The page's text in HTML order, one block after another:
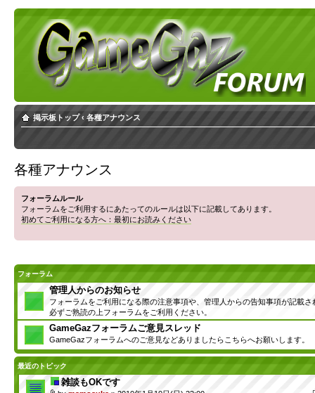
掲示板トップ ‹ 各種アナウンス
各種アナウンス
フォーラムルール
フォーラムをご利用するにあたってのルールは以下に記載してあります。
初めてご利用になる方へ：最初にお読みください
フォーラム
管理人からのお知らせ
フォーラムをご利用になる際の注意事項や、管理人からの告知事項が記載さ
必ずご熟読の上フォーラムをご利用ください。
GameGazフォーラムご意見スレッド
GameGazフォーラムへのご意見などありましたらこちらへお願いします。
最近のトピック
雑談もOKです